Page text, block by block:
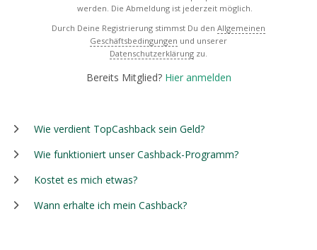
werden. Die Abmeldung ist jederzeit möglich.
Durch Deine Registrierung stimmst Du den Allgemeinen
Geschäftsbedingungen und unserer
Datenschutzerklärung zu.
Bereits Mitglied? Hier anmelden
Wie verdient TopCashback sein Geld?
Wie funktioniert unser Cashback-Programm?
Kostet es mich etwas?
Wann erhalte ich mein Cashback?